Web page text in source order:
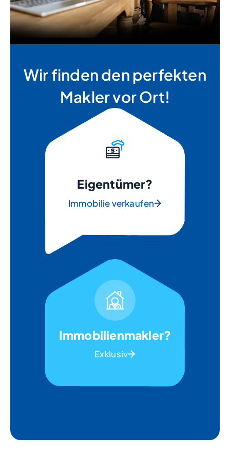
Wir finden den perfekten
Makler vor Ort!
Eigentümer?
Immobilie verkaufen
Immobilienmakler?
Exklusiv